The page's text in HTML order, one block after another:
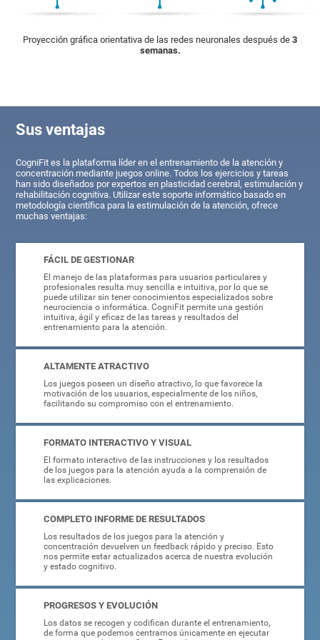
Proyección gráfica orientativa de las redes neuronales después de 3
semanas.
Sus ventajas
CogniFit es la plataforma líder en el entrenamiento de la atención y
concentración mediante juegos online. Todos los ejercicios y tareas
han sido diseñados por expertos en plasticidad cerebral, estimulación y
rehabilitación cognitiva. Utilizar este soporte informático basado en
metodología científica para la estimulación de la atención, ofrece
muchas ventajas:
FÁCIL DE GESTIONAR
El manejo de las plataformas para usuarios particulares y
profesionales resulta muy sencilla e intuitiva, por lo que se
puede utilizar sin tener conocimientos especializados sobre
neurociencia o informática. CogniFit permite una gestión
intuitiva, ágil y eficaz de las tareas y resultados del
entrenamiento para la atención.
ALTAMENTE ATRACTIVO
Los juegos poseen un diseño atractivo, lo que favorece la
motivación de los usuarios, especialmente de los niños,
facilitando su compromiso con el entrenamiento.
FORMATO INTERACTIVO Y VISUAL
El formato interactivo de las instrucciones y los resultados
de los juegos para la atención ayuda a la comprensión de
las explicaciones.
COMPLETO INFORME DE RESULTADOS
Los resultados de los juegos para la atención y
concentración devuelven un feedback rápido y preciso. Esto
nos permite estar actualizados acerca de nuestra evolución
y estado cognitivo.
PROGRESOS Y EVOLUCIÓN
Los datos se recogen y codifican durante el entrenamiento,
de forma que podemos centrarnos únicamente en ejecutar